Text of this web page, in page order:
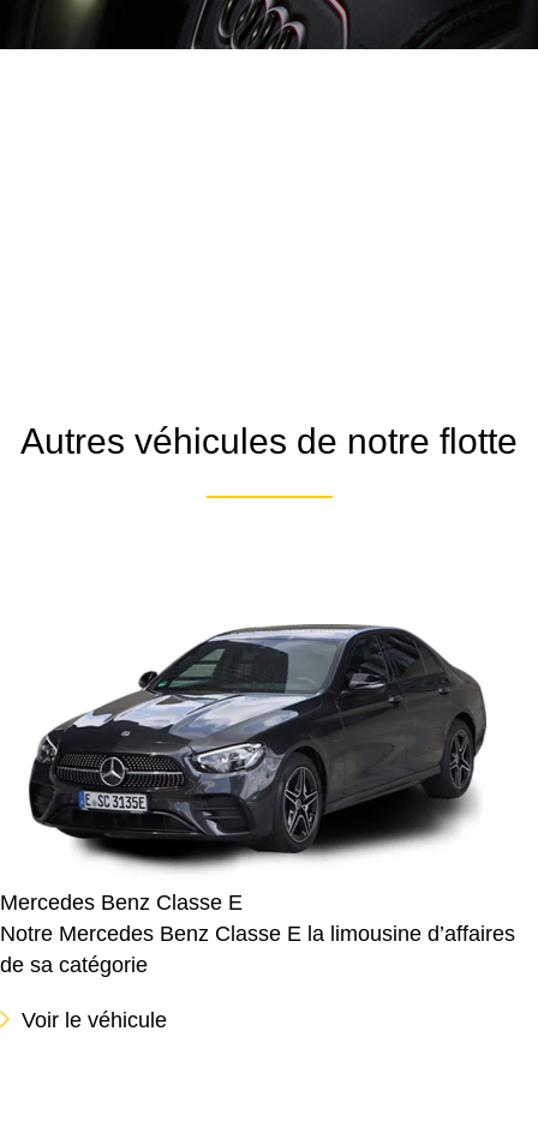
Autres véhicules de notre flotte
Mercedes Benz Classe E
Notre Mercedes Benz Classe E la limousine d’affaires
de sa catégorie
Voir le véhicule